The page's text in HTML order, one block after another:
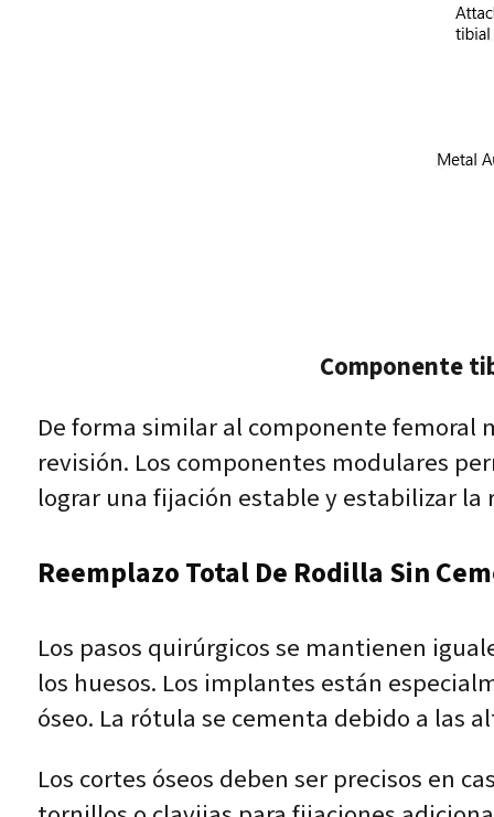
Componente
De forma similar al componente
revisión. Los componentes modulares
lograr una fijación estable y estabilizar
Reemplazo Total De Rodilla Sin
Los pasos quirúrgicos se mantienen
los huesos. Los implantes están
óseo. La rótula se cementa debido a las
Los cortes óseos deben ser precisos en